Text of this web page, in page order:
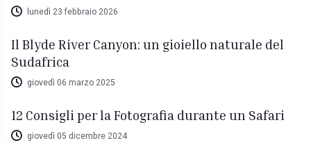
lunedì 23 febbraio 2026
Il Blyde River Canyon: un gioiello naturale del
Sudafrica
giovedì 06 marzo 2025
12 Consigli per la Fotografia durante un Safari
giovedì 05 dicembre 2024